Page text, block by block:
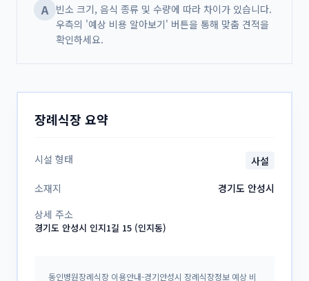
A 빈소 크기, 음식 종류 및 수량에 따라 차이가 있습니다.
우측의 '예상 비용 알아보기' 버튼을 통해 맞춤 견적을
확인하세요.
장례식장 요약
시설 형태
사설
소재지
경기도 안성시
상세 주소
경기도 안성시 인지1길 15 (인지동)
동인병원장례식장 이용안내-경기안성시 장례식장정보 예상 비